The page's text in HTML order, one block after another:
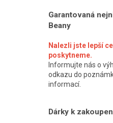
Garantovaná
Beany
Nalezli jste lepší
poskytneme.
Informujte nás o
odkazu do
informací.
Dárky k